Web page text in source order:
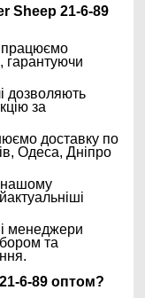
Sheep 21-6-89
гарантуючи
дозволяють
за
доставку по
Одеса, Дніпро
менеджери
та
6-89 оптом?